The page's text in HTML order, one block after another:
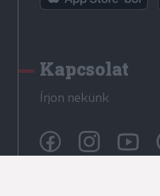
Kapcsolat
Írjon nekünk